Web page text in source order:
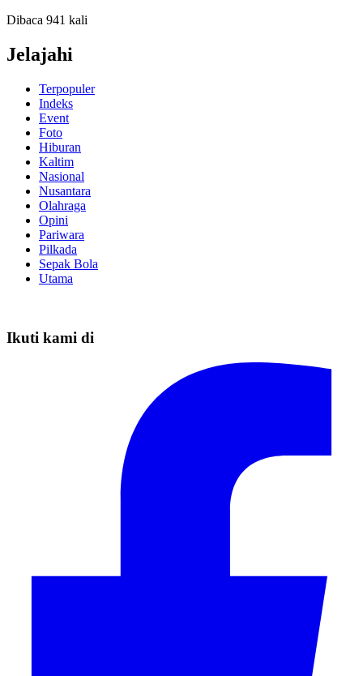
Dibaca 941 kali
Jelajahi
Terpopuler
Indeks
Event
Foto
Hiburan
Kaltim
Nasional
Nusantara
Olahraga
Opini
Pariwara
Pilkada
Sepak Bola
Utama
Ikuti kami di